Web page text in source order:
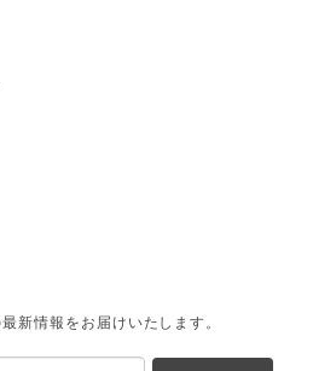
新情報をお届けいたします。